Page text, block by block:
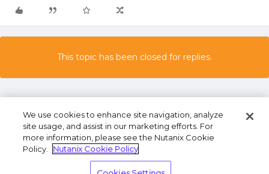
This topic has been closed for replies.
Privacy Statement
We use cookies to enhance site navigation, analyze
site usage, and assist in our marketing efforts. For
more information, please see the Nutanix Cookie
Policy.
Nutanix Cookie Policy